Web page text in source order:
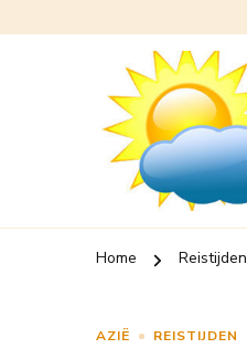
Home Reistijden
AZIË REISTIJDEN